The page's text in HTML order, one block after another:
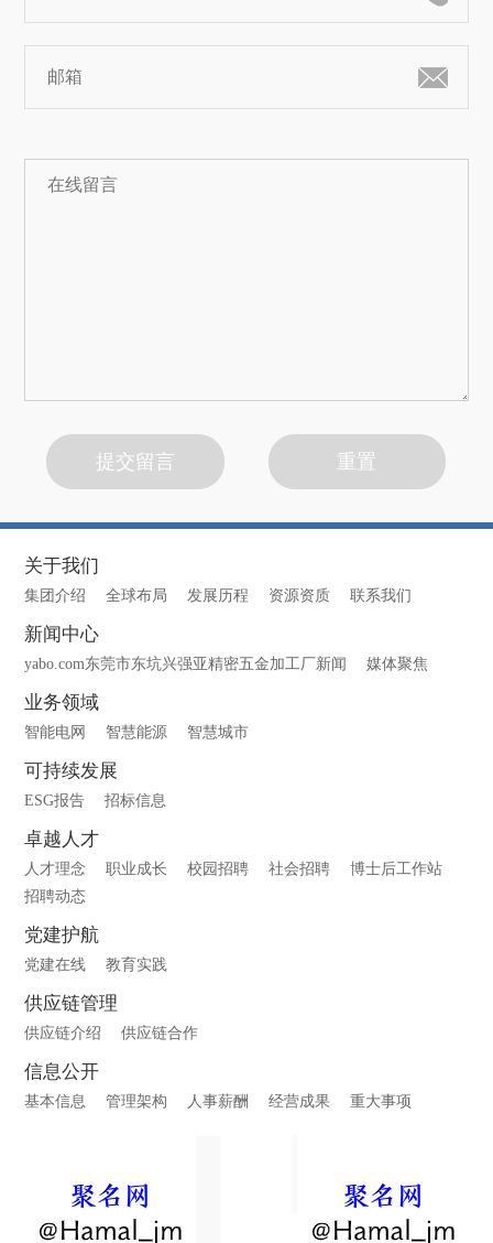
关于我们
集团介绍 全球布局 发展历程 资源资质 联系我们
新闻中心
yabo.com东莞市东坑兴强亚精密五金加工厂新闻 媒体聚焦
业务领域
智能电网 智慧能源 智慧城市
可持续发展
ESG报告 招标信息
卓越人才
人才理念 职业成长 校园招聘 社会招聘
博士后工作站
招聘动态
党建护航
党建在线 教育实践
供应链管理
供应链介绍 供应链合作
信息公开
基本信息 管理架构 人事薪酬 经营成果 重大事项